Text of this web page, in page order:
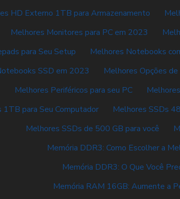
HD Externo 1TB para Armazenamento
Melhores Monitores para PC em 2023
para Seu Setup
Melhores Notebooks
SSD em 2023
Melhores Opções
Melhores Periféricos para seu PC
1TB para Seu Computador
Melhores SSDs
Melhores SSDs de 500 GB para você
Memória DDR3: Como Escolher a
Memória DDR3: O Que Você
Memória RAM 16GB: Aumente a